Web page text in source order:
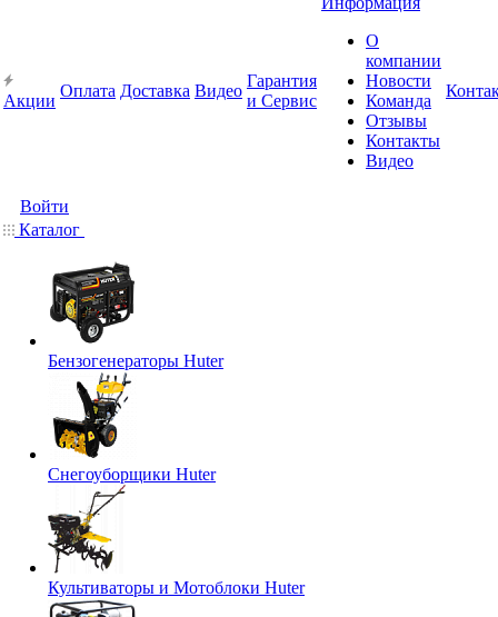
Акции
Оплата Доставка Видео
Гарантия
и Сервис
О
компании
Новости
Команда
Отзывы
Контакты
Видео
Войти
Каталог
Бензогенераторы Huter
Снегоуборщики Huter
Культиваторы и Мотоблоки Huter